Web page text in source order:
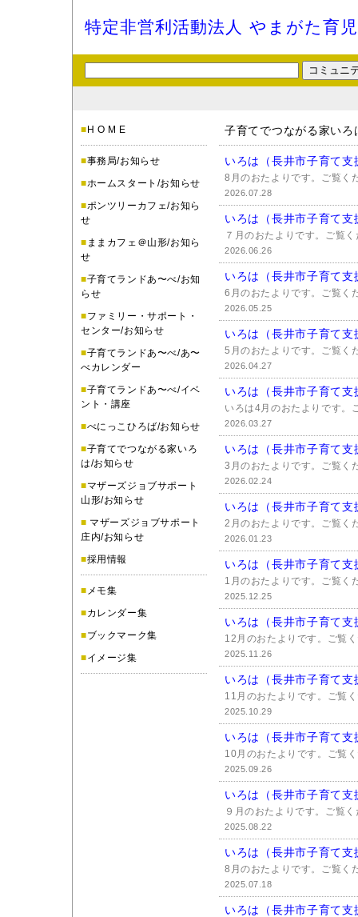
特定非営利活動法人 やまがた育
■ H O M E
■事務局/お知らせ
■ホームスタート/お知らせ
■ポンツリーカフェ/お知ら
せ
■ ままカフェ＠山形/お知ら
せ
■子育てランドあ〜べ/お知
らせ
■ファミリー・サポート・
センター/お知らせ
■子育てランドあ〜べ/あ〜
べカレンダー
■子育てランドあ〜べ/イベ
ント・講座
■べにっこひろば/お知らせ
■子育てでつながる家いろ
は/お知らせ
■マザーズジョブサポート
山形/お知らせ
■ マザーズジョブサポート
庄内/お知らせ
■採用情報
■ メモ集
■カレンダー集
■ブックマーク集
■イメージ集
子育てでつながる家いろ
いろは（長井市子育て
8月のおたよりです。ご覧く
2026.07.28
いろは（長井市子育て
７月のおたよりです。ご覧
2026.06.26
いろは（長井市子育て
6月のおたよりです。ご覧く
2026.05.25
いろは（長井市子育て
5月のおたよりです。ご覧く
2026.04.27
いろは（長井市子育て
いろは4月のおたよりです。
2026.03.27
いろは（長井市子育て
3月のおたよりです。ご覧く
2026.02.24
いろは（長井市子育て
2月のおたよりです。ご覧く
2026.01.23
いろは（長井市子育て
1月のおたよりです。ご覧く
2025.12.25
いろは（長井市子育て
12月のおたよりです。ご覧
2025.11.26
いろは（長井市子育て
11月のおたよりです。ご覧
2025.10.29
いろは（長井市子育て
10月のおたよりです。ご覧
2025.09.26
いろは（長井市子育て
９月のおたよりです。ご覧
2025.08.22
いろは（長井市子育て
8月のおたよりです。ご覧く
2025.07.18
いろは（長井市子育て